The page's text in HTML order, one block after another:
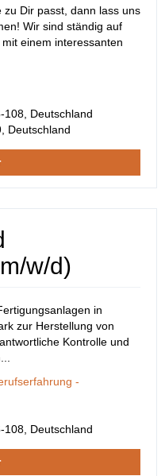
zu Dir passt, dann lass uns
Wir sind ständig auf
einem interessanten
Deutschland
Deutschland
w/d)
in
zur Herstellung von
Kontrolle und
-
Deutschland